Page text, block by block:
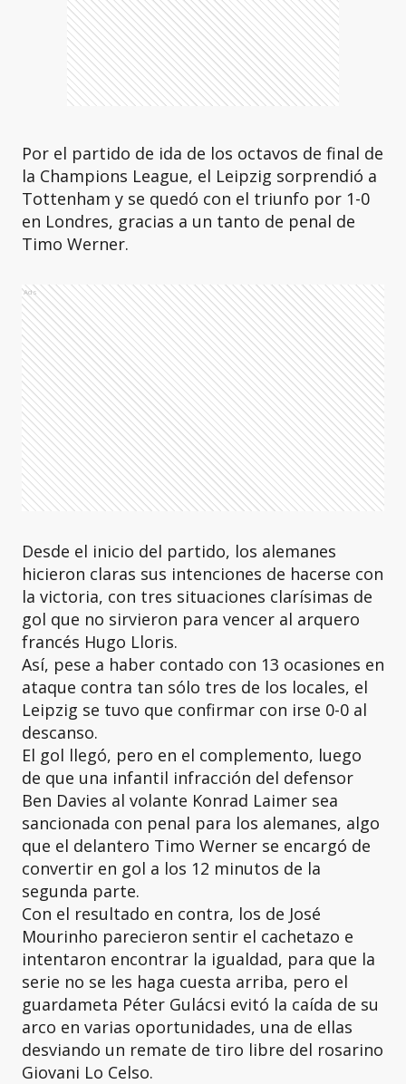
Por el partido de ida de los octavos de final de
la Champions League, el Leipzig sorprendió a
Tottenham y se quedó con el triunfo por 1-0
en Londres, gracias a un tanto de penal de
Timo Werner.
Ads
Desde el inicio del partido, los alemanes
hicieron claras sus intenciones de hacerse con
la victoria, con tres situaciones clarísimas de
gol que no sirvieron para vencer al arquero
francés Hugo Lloris.
Así, pese a haber contado con 13 ocasiones en
ataque contra tan sólo tres de los locales, el
Leipzig se tuvo que confirmar con irse 0-0 al
descanso.
El gol llegó, pero en el complemento, luego
de que una infantil infracción del defensor
Ben Davies al volante Konrad Laimer sea
sancionada con penal para los alemanes, algo
que el delantero Timo Werner se encargó de
convertir en gol a los 12 minutos de la
segunda parte.
Con el resultado en contra, los de José
Mourinho parecieron sentir el cachetazo e
intentaron encontrar la igualdad, para que la
serie no se les haga cuesta arriba, pero el
guardameta Péter Gulácsi evitó la caída de su
arco en varias oportunidades, una de ellas
desviando un remate de tiro libre del rosarino
Giovani Lo Celso.